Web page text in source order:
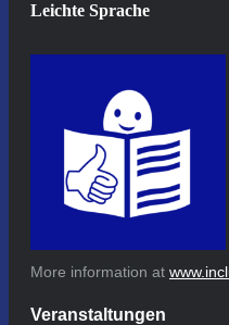
Leichte Sprache
More information at
Veranstaltungen